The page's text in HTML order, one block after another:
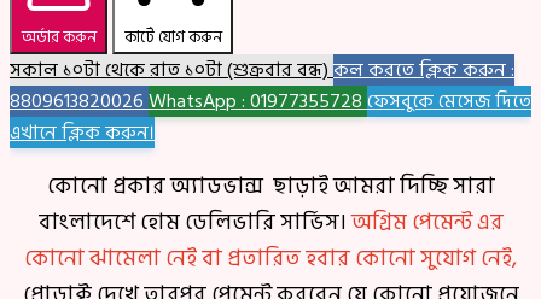
অর্ডার করুন কার্টে যোগ করুন
সকাল ১০টা থেকে রাত ১০টা (শুক্রবার বন্ধ)কল করতে ক্লিক করুন :
8809613820026WhatsApp : 01977355728ফেসবুকে মেসেজ দিতে
এখানে ক্লিক করুন।
কোনো প্রকার অ্যাডভান্স ছাড়াই আমরা দিচ্ছি সারা
বাংলাদেশে হোম ডেলিভারি সার্ভিস।অগ্রিম পেমেন্ট এর
কোনো ঝামেলা নেই বা প্রতারিত হবার কোনো সুযোগ নেই,